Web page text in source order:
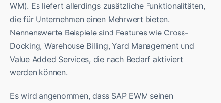
WM). Es liefert allerdings zusätzliche Funktionalitäten,
die für Unternehmen einen Mehrwert bieten.
Nennenswerte Beispiele sind Features wie Cross-
Docking, Warehouse Billing, Yard Management und
Value Added Services, die nach Bedarf aktiviert
werden können.
Es wird angenommen, dass SAP EWM seinen